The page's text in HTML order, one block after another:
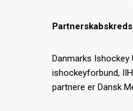
Danmarks
ishockeyforbund,
partnere er Dansk